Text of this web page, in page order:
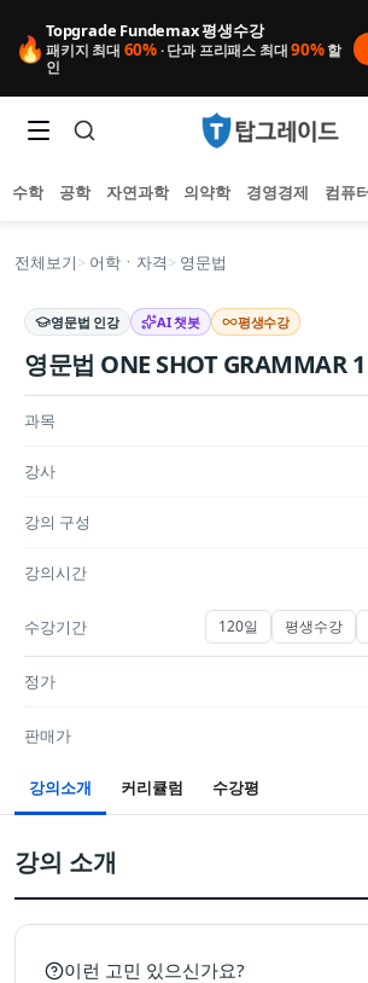
🔥
Topgrade Fundemax 평생수강
패키지 최대 60% · 단과 프리패스 최대90%할
인
인기 검색어
아직 집계된 인기 검색어가 없습니다.
추천 검색어
최근 검색어
수학 공학 자연과학 의약학 경영경제 컴퓨
전체보기> 어학ㆍ자격> 영문법
샘플 강의미리보기
영문법 인강 AI 챗봇 평생수강
영문법 ONE SHOT GRAMMAR 1
과목
강사
강의 구성
강의시간
수강기간 120일 평생수강
정가
판매가
강의소개 커리큘럼 수강평
강의 소개
이런 고민 있으신가요?